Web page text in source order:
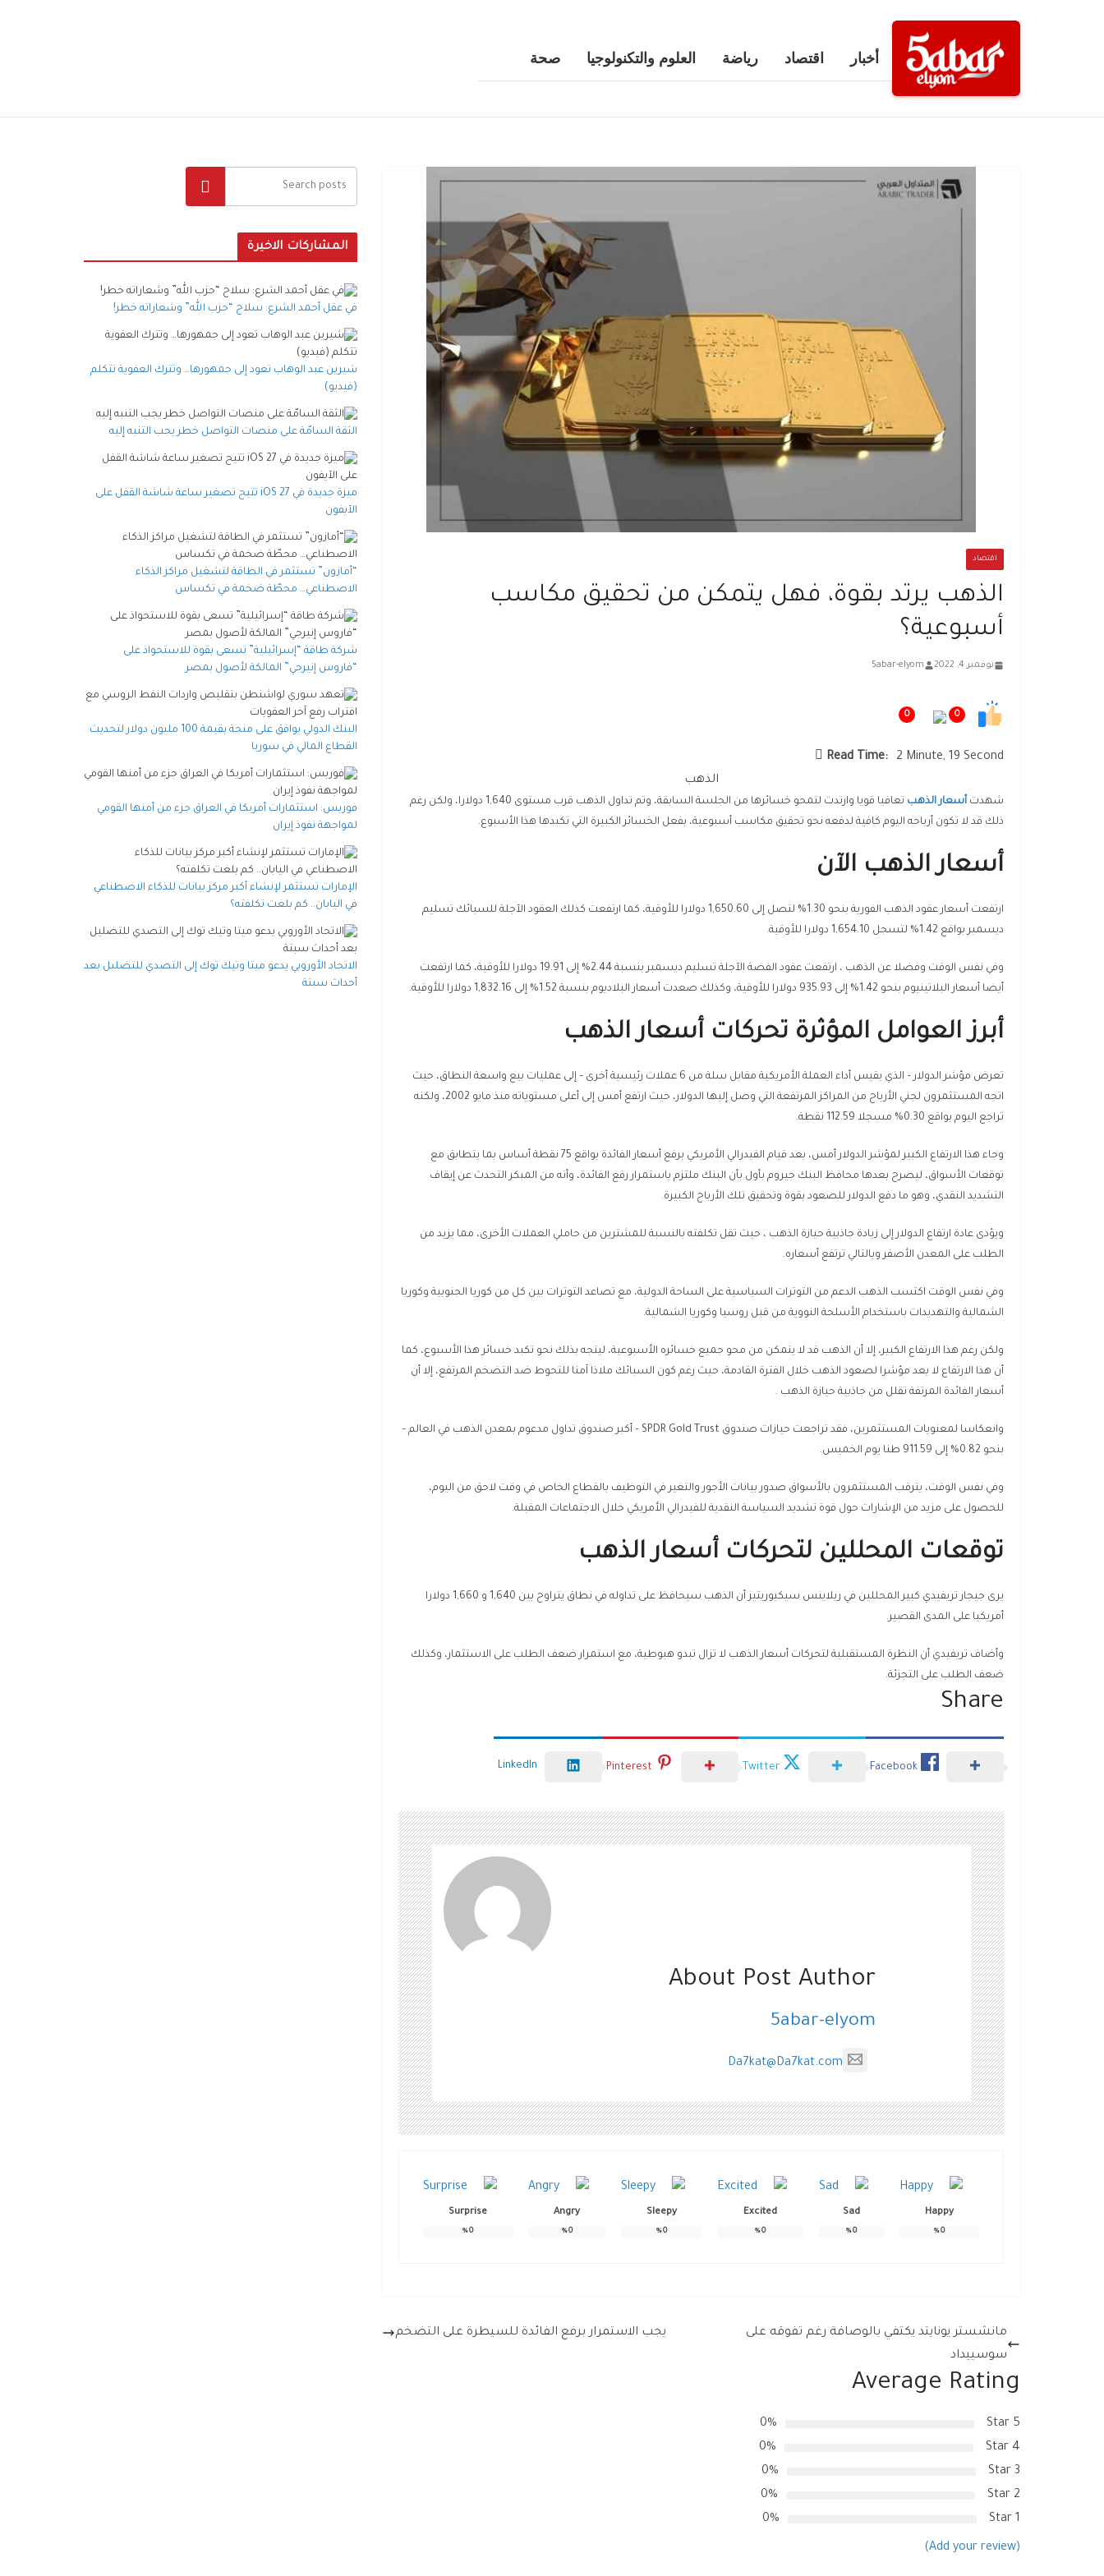
أخبار اقتصاد رياضة العلوم والتكنولوجيا صحة
اقتصاد
الذهب يرتد بقوة، فهل يتمكن من تحقيق مكاسب
أسبوعية؟
نوفمبر 4, 2022 5abar-elyom
0
0
Read Time:
2 Minute, 19 Second
الذهب
شهدت أسعار الذهب
تعافيا قويا وارتدت لتمحو خسائرها من الجلسة السابقة، وتم تداول الذهب قرب مستوى 1,640 دولارا، ولكن رغم
ذلك قد لا تكون أرباحه اليوم كافية لدفعه نحو تحقيق مكاسب أسبوعية، بفعل الخسائر الكبيرة التي تكبدها هذا الأسبوع.
أسعار الذهب الآن
ارتفعت أسعار عقود الذهب الفورية بنحو 1.30% لتصل إلى 1,650.60 دولارا للأوقية، كما ارتفعت كذلك العقود الآجلة للسبائك تسليم
ديسمبر بواقع 1.42% لتسجل 1,654.10 دولارا للأوقية.
وفي نفس الوقت وفضلا عن الذهب ، ارتفعت عقود الفضة الآجلة تسليم ديسمبر بنسبة 2.44% إلى 19.91 دولارا للأوقية، كما ارتفعت
أيضا أسعار البلاتينيوم بنحو 1.42% إلى 935.93 دولارا للأوقية، وكذلك صعدت أسعار البلاديوم بنسبة 1.52% إلى 1,832.16 دولارا للأوقية.
أبرز العوامل المؤثرة تحركات أسعار الذهب
تعرض مؤشر الدولار – الذي يقيس أداء العملة الأمريكية مقابل سلة من 6 عملات رئيسية أخرى – إلى عمليات بيع واسعة النطاق، حيث
اتجه المستثمرون لجني الأرباح من المراكز المرتفعة التي وصل إليها الدولار، حيث ارتفع أمس إلى أعلى مستوياته منذ مايو 2002، ولكنه
تراجع اليوم بواقع 0.30% مسجلا 112.59 نقطة.
وجاء هذا الارتفاع الكبير لمؤشر الدولار أمس، بعد قيام الفيدرالي الأمريكي برفع أسعار الفائدة بواقع 75 نقطة أساس بما يتطابق مع
توقعات الأسواق، ليصرح بعدها محافظ البنك جيروم بأول بأن البنك ملتزم باستمرار رفع الفائدة، وأنه من المبكر التحدث عن إيقاف
التشديد النقدي، وهو ما دفع الدولار للصعود بقوة وتحقيق تلك الأرباح الكبيرة.
ويؤدى عادة ارتفاع الدولار إلى زيادة جاذبية حيازة الذهب ، حيث تقل تكلفته بالنسبة للمشترين من حاملي العملات الأخرى، مما يزيد من
الطلب على المعدن الأصفر وبالتالي ترتفع أسعاره.
وفي نفس الوقت اكتسب الذهب الدعم من التوترات السياسية على الساحة الدولية، مع تصاعد التوترات بين كل من كوريا الجنوبية وكوريا
الشمالية والتهديدات باستخدام الأسلحة النووية من قبل روسيا وكوريا الشمالية.
ولكن رغم هذا الارتفاع الكبير، إلا أن الذهب قد لا يتمكن من محو جميع خسائره الأسبوعية، ليتجه بذلك نحو تكبد خسائر هذا الأسبوع، كما
أن هذا الارتفاع لا يعد مؤشرا لصعود الذهب خلال الفترة القادمة، حيث رغم كون السبائك ملاذا آمنا للتحوط ضد التضخم المرتفع، إلا أن
أسعار الفائدة المرتفة تقلل من جاذبية حيازة الذهب .
وانعكاسا لمعنويات المستثمرين، فقد تراجعت حيازات صندوق SPDR Gold Trust – أكبر صندوق تداول مدعوم بمعدن الذهب في العالم –
بنحو 0.82% إلى 911.59 طنا يوم الخميس.
وفي نفس الوقت، يترقب المستثمرون بالأسواق صدور بيانات الأجور والتغير في التوظيف بالقطاع الخاص في وقت لاحق من اليوم،
للحصول على مزيد من الإشارات حول قوة تشديد السياسة النقدية للفيدرالي الأمريكي خلال الاجتماعات المقبلة.
توقعات المحللين لتحركات أسعار الذهب
يرى جيجار تريفيدي كبير المحللين في ريلاينس سيكيوريتيز أن الذهب سيحافظ على تداوله في نطاق يتراوح بين 1,640 و 1,660 دولارا
أمريكيا على المدى القصير.
وأضاف تريفيدي أن النظرة المستقبلية لتحركات أسعار الذهب لا تزال تبدو هبوطية، مع استمرار ضعف الطلب على الاستثمار، وكذلك
ضعف الطلب على التجزئة.
Share
Facebook
Twitter
Pinterest
LinkedIn
About Post Author
5abar-elyom
Da7kat@Da7kat.com
Happy
0
%
Sad
0
%
Excited
0
%
Sleepy
0
%
Angry
0
%
Surprise
0
%
مانشستر يونايتد يكتفي بالوصافة رغم تفوقه على
سوسييداد
يجب الاستمرار برفع الفائدة للسيطرة على التضخم
Average Rating
5 Star
0%
4 Star
0%
3 Star
0%
2 Star
0%
1 Star
0%
(Add your review)
المشاركات الاخيرة
في عقل أحمد الشرع: سلاح “حزب الله” وشعاراته خطر!
شيرين عبد الوهاب تعود إلى جمهورها… وتترك العفوية تتكلم
(فيديو)
الثقة السامّة على منصات التواصل خطر يجب التنبه إليه
ميزة جديدة في iOS 27 تتيح تصغير ساعة شاشة القفل على
الآيفون
“أمازون” تستثمر في الطاقة لتشغيل مراكز الذكاء
الاصطناعي… محطّة ضخمة في تكساس
شركة طاقة “إسرائيلية” تسعى بقوة للاستحواذ على
“فاروس إنيرجي” المالكة لأصول بمصر
البنك الدولي يوافق على منحة بقيمة 100 مليون دولار لتحديث
القطاع المالي في سوريا
فوربس: استثمارات أمريكا في العراق جزء من أمنها القومي
لمواجهة نفوذ إيران
الإمارات تستثمر لإنشاء أكبر مركز بيانات للذكاء الاصطناعي
في اليابان.. كم بلغت تكلفته؟
الاتحاد الأوروبي يدعو ميتا وتيك توك إلى التصدي للتضليل بعد
أحداث سبتة